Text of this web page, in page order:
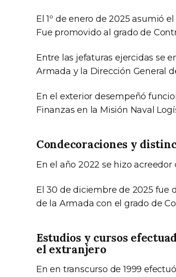
El 1º de enero de 2025 asumió
Fue promovido al grado de
Entre las jefaturas ejercidas se
Armada y la Dirección General
En el exterior desempeñó
Finanzas en la Misión Naval
Condecoraciones y
En el año 2022 se hizo
El 30 de diciembre de 2025 fue
de la Armada con el grado de
Estudios y cursos
el extranjero
En en transcurso de 1999